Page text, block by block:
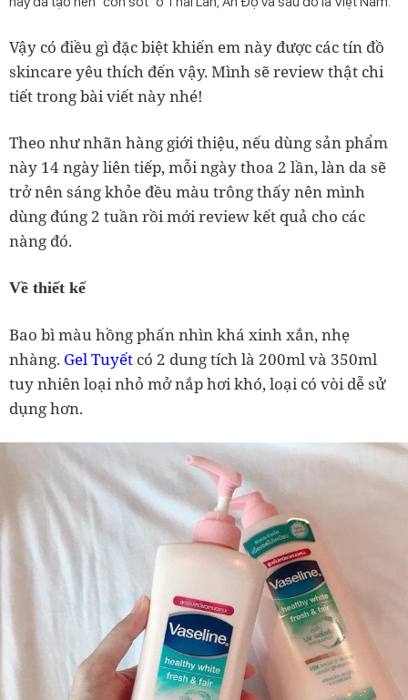
Vậy có điều gì đặc biệt khiến em này được các tín đồ
skincare yêu thích đến vậy. Mình sẽ review thật chi
tiết trong bài viết này nhé!
Theo như nhãn hàng giới thiệu, nếu dùng sản phẩm
này 14 ngày liên tiếp, mỗi ngày thoa 2 lần, làn da sẽ
trở nên sáng khỏe đều màu trông thấy nên mình
dùng đúng 2 tuần rồi mới review kết quả cho các
nàng đó.
Về thiết kế
Bao bì màu hồng phấn nhìn khá xinh xắn, nhẹ
nhàng. Gel Tuyết có 2 dung tích là 200ml và 350ml
tuy nhiên loại nhỏ mở nắp hơi khó, loại có vòi dễ sử
dụng hơn.